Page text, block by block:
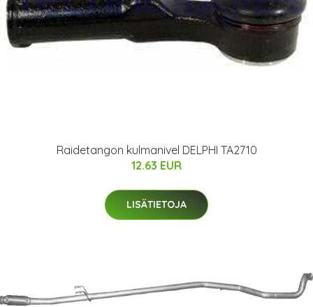
Raidetangon kulmanivel DELPHI TA2710
12.63 EUR
LISÄTIETOJA